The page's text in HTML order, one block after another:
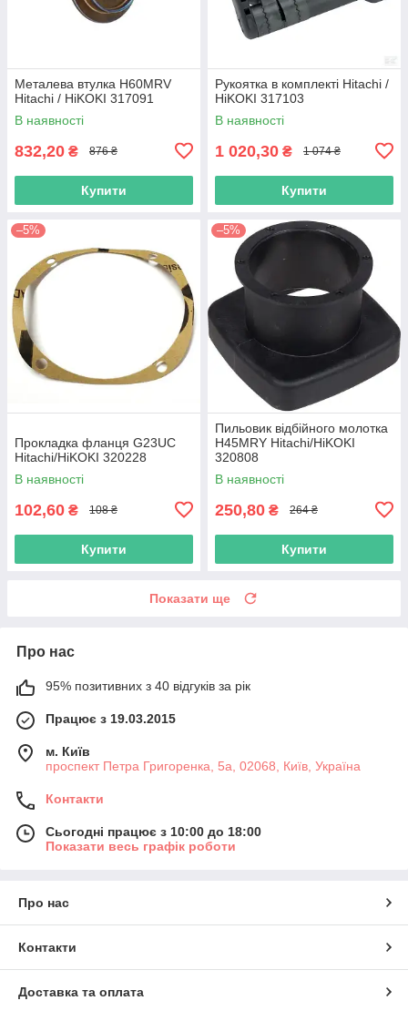
Металева втулка H60MRV
Hitachi / HiKOKI 317091
В наявності
832,20 ₴ 876 ₴
Купити
Рукоятка в комплекті Hitachi /
HiKOKI 317103
В наявності
1 020,30 ₴ 1 074 ₴
Купити
–5%
Прокладка фланця G23UC
Hitachi/HiKOKI 320228
В наявності
102,60 ₴ 108 ₴
Купити
–5%
Пильовик відбійного молотка
H45MRY Hitachi/HiKOKI
320808
В наявності
250,80 ₴ 264 ₴
Купити
Показати ще
Про нас
95% позитивних з 40 відгуків за рік
Працює з 19.03.2015
м. Київ
проспект Петра Григоренка, 5а, 02068, Київ, Україна
Контакти
Сьогодні працює з 10:00 до 18:00
Показати весь графік роботи
Про нас
Контакти
Доставка та оплата